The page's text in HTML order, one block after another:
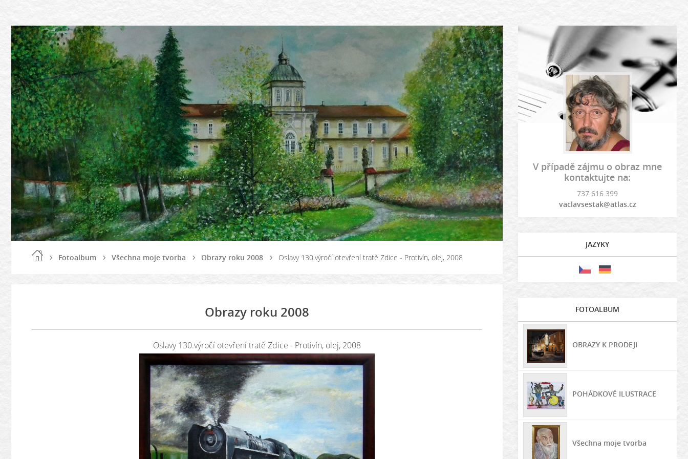
Fotoalbum Všechna moje tvorba Obrazy roku 2008 Oslavy 130.výročí otevření tratě Zdice - Protivín, olej, 2008
Obrazy roku 2008
Oslavy 130.výročí otevření tratě Zdice - Protivín, olej, 2008
V případě zájmu o obraz mne
kontaktujte na:
737 616 399
vaclavsestak@atlas.cz
JAZYKY
FOTOALBUM
OBRAZY K PRODEJI
POHÁDKOVÉ ILUSTRACE
Všechna moje tvorba